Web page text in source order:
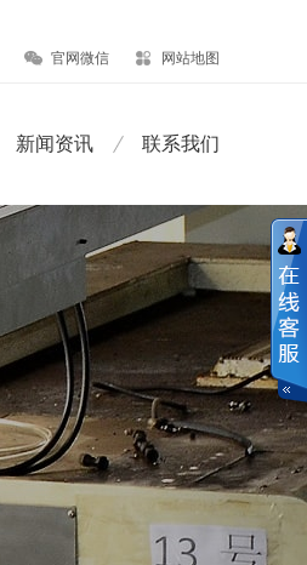
官网微信 网站地图
新闻资讯 联系我们